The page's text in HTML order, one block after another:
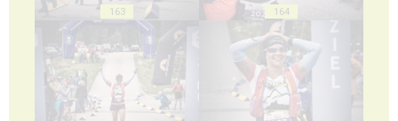
163 164